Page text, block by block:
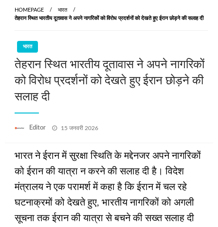
HOMEPAGE
भारत
तेहरान स्थित भारतीय दूतावास ने अपने नागरिकों को विरोध प्रदर्शनों को देखते हुए ईरान छोड़ने की सलाह दी
भारत
तेहरान स्थित भारतीय दूतावास ने अपने नागरिकों
को विरोध प्रदर्शनों को देखते हुए ईरान छोड़ने की
सलाह दी
Editor
Posted
15 जनवरी 2026
भारत ने ईरान में सुरक्षा स्थिति के मद्देनजर अपने नागरिकों
को ईरान की यात्रा न करने की सलाह दी है। विदेश
मंत्रालय ने एक परामर्श में कहा है कि ईरान में चल रहे
घटनाक्रमों को देखते हुए, भारतीय नागरिकों को अगली
सूचना तक ईरान की यात्रा से बचने की सख्त सलाह दी